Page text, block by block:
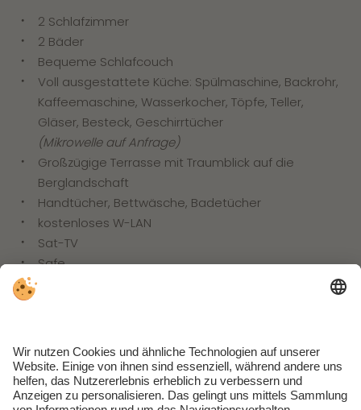
2 Schlafzimmer
2 Bäder
Bequeme Schlafcouch
Voll ausgestattete Küche: Spülmaschine, Backrohr,
Kaffeemaschine, Wasserkocher, Töpfe, Teller,
Gläser, Besteck, Geschirrtücher
(Mikrowelle auf Anfrage)
Großzügige Terrasse mit Traumblick auf die
Berglandschaft
Handtücher, Bettwäsche, Badetücher
kostenloses W-LAN
Sat-TV
Safe
Inklusivleistungen
Indoor-Pool mit Ausblick auf den Schlern
Badetücher und Saunatücher
Bettwäsche und Handtücher